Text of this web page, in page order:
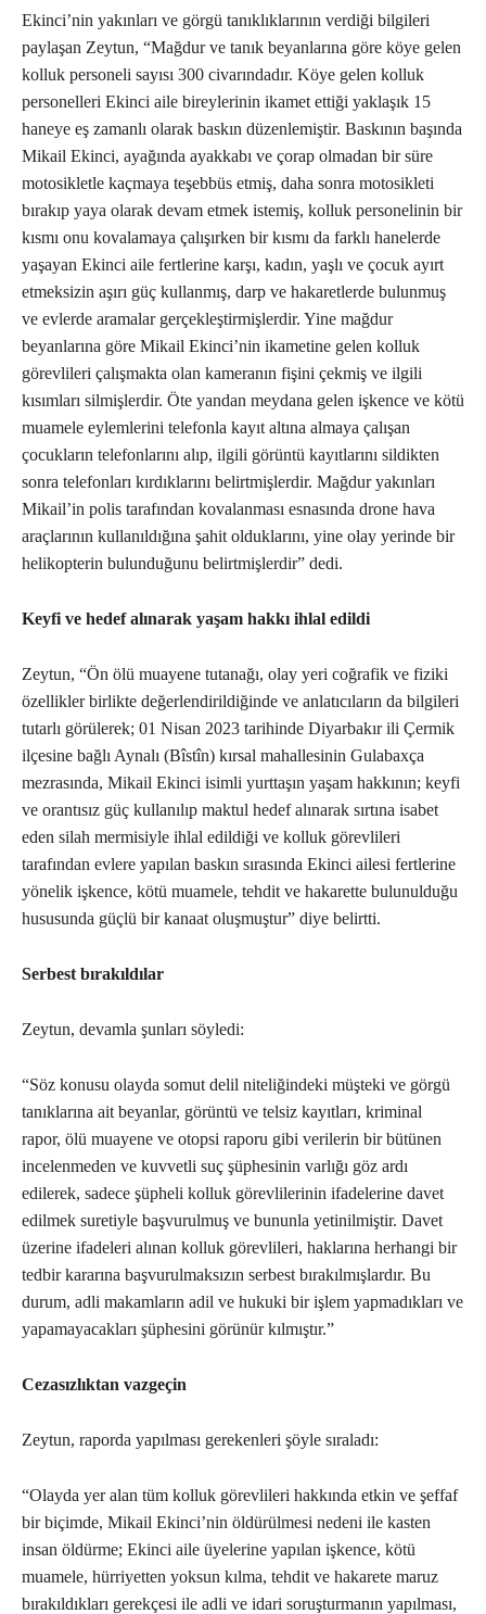
Ekinci’nin yakınları ve görgü tanıklıklarının verdiği bilgileri
paylaşan Zeytun, “Mağdur ve tanık beyanlarına göre köye gelen
kolluk personeli sayısı 300 civarındadır. Köye gelen kolluk
personelleri Ekinci aile bireylerinin ikamet ettiği yaklaşık 15
haneye eş zamanlı olarak baskın düzenlemiştir. Baskının başında
Mikail Ekinci, ayağında ayakkabı ve çorap olmadan bir süre
motosikletle kaçmaya teşebbüs etmiş, daha sonra motosikleti
bırakıp yaya olarak devam etmek istemiş, kolluk personelinin bir
kısmı onu kovalamaya çalışırken bir kısmı da farklı hanelerde
yaşayan Ekinci aile fertlerine karşı, kadın, yaşlı ve çocuk ayırt
etmeksizin aşırı güç kullanmış, darp ve hakaretlerde bulunmuş
ve evlerde aramalar gerçekleştirmişlerdir. Yine mağdur
beyanlarına göre Mikail Ekinci’nin ikametine gelen kolluk
görevlileri çalışmakta olan kameranın fişini çekmiş ve ilgili
kısımları silmişlerdir. Öte yandan meydana gelen işkence ve kötü
muamele eylemlerini telefonla kayıt altına almaya çalışan
çocukların telefonlarını alıp, ilgili görüntü kayıtlarını sildikten
sonra telefonları kırdıklarını belirtmişlerdir. Mağdur yakınları
Mikail’in polis tarafından kovalanması esnasında drone hava
araçlarının kullanıldığına şahit olduklarını, yine olay yerinde bir
helikopterin bulunduğunu belirtmişlerdir” dedi.
Keyfi ve hedef alınarak yaşam hakkı ihlal edildi
Zeytun, “Ön ölü muayene tutanağı, olay yeri coğrafik ve fiziki
özellikler birlikte değerlendirildiğinde ve anlatıcıların da bilgileri
tutarlı görülerek; 01 Nisan 2023 tarihinde Diyarbakır ili Çermik
ilçesine bağlı Aynalı (Bîstîn) kırsal mahallesinin Gulabaxça
mezrasında, Mikail Ekinci isimli yurttaşın yaşam hakkının; keyfi
ve orantısız güç kullanılıp maktul hedef alınarak sırtına isabet
eden silah mermisiyle ihlal edildiği ve kolluk görevlileri
tarafından evlere yapılan baskın sırasında Ekinci ailesi fertlerine
yönelik işkence, kötü muamele, tehdit ve hakarette bulunulduğu
hususunda güçlü bir kanaat oluşmuştur” diye belirtti.
Serbest bırakıldılar
Zeytun, devamla şunları söyledi:
“Söz konusu olayda somut delil niteliğindeki müşteki ve görgü
tanıklarına ait beyanlar, görüntü ve telsiz kayıtları, kriminal
rapor, ölü muayene ve otopsi raporu gibi verilerin bir bütünen
incelenmeden ve kuvvetli suç şüphesinin varlığı göz ardı
edilerek, sadece şüpheli kolluk görevlilerinin ifadelerine davet
edilmek suretiyle başvurulmuş ve bununla yetinilmiştir. Davet
üzerine ifadeleri alınan kolluk görevlileri, haklarına herhangi bir
tedbir kararına başvurulmaksızın serbest bırakılmışlardır. Bu
durum, adli makamların adil ve hukuki bir işlem yapmadıkları ve
yapamayacakları şüphesini görünür kılmıştır.”
Cezasızlıktan vazgeçin
Zeytun, raporda yapılması gerekenleri şöyle sıraladı:
“Olayda yer alan tüm kolluk görevlileri hakkında etkin ve şeffaf
bir biçimde, Mikail Ekinci’nin öldürülmesi nedeni ile kasten
insan öldürme; Ekinci aile üyelerine yapılan işkence, kötü
muamele, hürriyetten yoksun kılma, tehdit ve hakarete maruz
bırakıldıkları gerekçesi ile adli ve idari soruşturmanın yapılması,